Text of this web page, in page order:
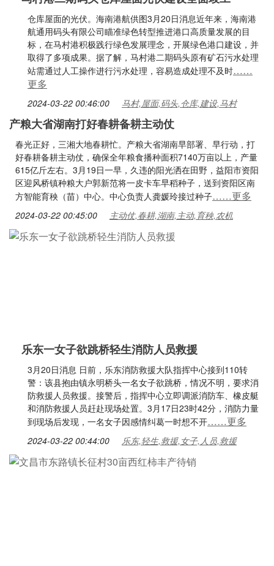
仓库屋面的光伏。海南港航供图3月20日消息近年来，海南港
航通用码头有限公司瞄准绿色转型推进港口高质量发展的目
标，在马村港积极践行绿色发展理念，开展绿色港口建设，并
取得了多项成果。据了解，马村港二期码头原有矿石污水处理
站需通过人工操作进行污水处理，容易造成处理不及时……
更多
2024-03-22 00:46:00 马村,屋面,码头,仓库,建设,马村
产粮大省湖南打好春耕备耕主动仗
春光正好，三湘大地春耕忙。产粮大省湖南早部署、早行动，打
好春耕备耕主动仗，确保全年粮食播种面积7140万亩以上，产量
615亿斤左右。3月19日一早，久违的阳光洒在田野，益阳市资阳
区迎风桥镇种粮大户郭新范将一皮卡车早稻种子，送到资阳区南
方智能育秧（苗）中心。中心负责人龚媛玲接过种子……更多
2024-03-22 00:45:00 主动仗,春耕,湖南,主动,育秧,农机
乐东一女子欲跳桥轻生消防人员救援
3月20日消息 日前，乐东消防救援大队指挥中心接到110转
警：该县抱由镇永明桥头一名女子欲跳桥，情况不明，要求消
防救援人员救援。接警后，指挥中心立即调派消防车、橡皮艇
和消防救援人员赶赴现场处置。3月17日23时42分，消防力量
到现场后发现，一名女子因感情纠葛一时想不开……更多
2024-03-22 00:44:00 乐东,轻生,救援,女子,人员,救援